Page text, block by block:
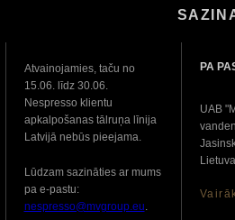
Atvainojamies, taču no
15.06. līdz 30.06.
Nespresso klientu
apkalpošanas tālruņa līnija
Latvijā nebūs pieejama.
Lūdzam sazināties ar mums
pa e-pastu:
nespresso@mvgroup.eu.
PA
UAB
Lietuva